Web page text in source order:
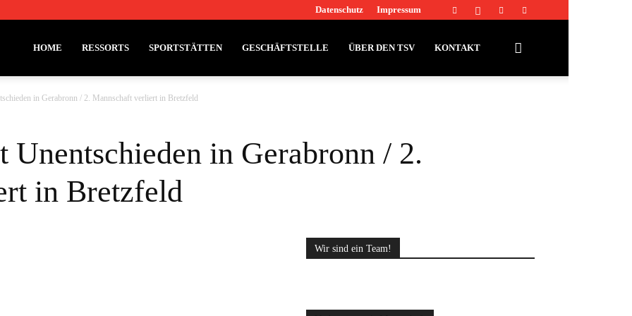
Datenschutz Impressum
HOME RESSORTS SPORTSTÄTTEN GESCHÄFTSTELLE ÜBER DEN TSV KONTAKT
in Gerabronn / 2. Mannschaft verliert in Bretzfeld
Unentschieden in Gerabronn / 2.
in Bretzfeld
Wir sind ein Team!